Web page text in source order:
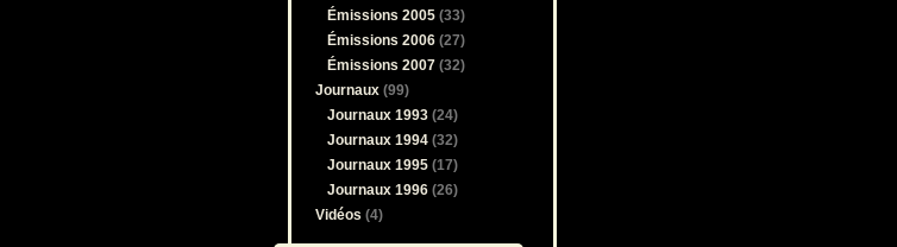
Émissions 2005 (33)
Émissions 2006 (27)
Émissions 2007 (32)
Journaux (99)
Journaux 1993 (24)
Journaux 1994 (32)
Journaux 1995 (17)
Journaux 1996 (26)
Vidéos (4)